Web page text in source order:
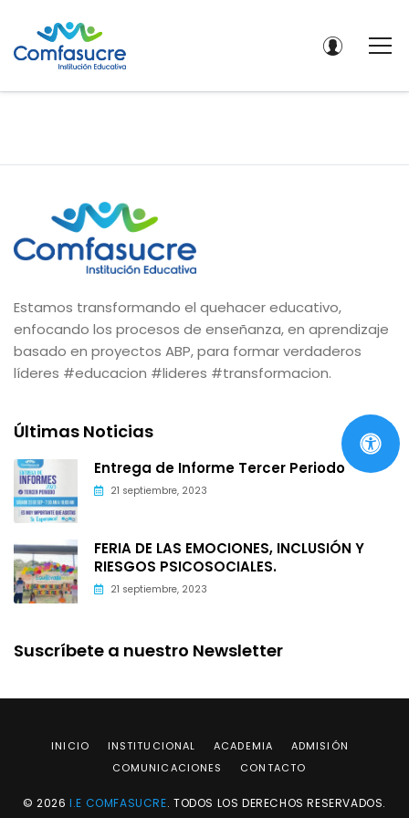
Estamos transformando el quehacer educativo,
enfocando los procesos de enseñanza, en aprendizaje
basado en proyectos ABP, para formar verdaderos
líderes #educacion #lideres #transformacion.
Últimas Noticias
Entrega de Informe Tercer Periodo
21 septiembre, 2023
FERIA DE LAS EMOCIONES, INCLUSIÓN Y
RIESGOS PSICOSOCIALES.
21 septiembre, 2023
Suscríbete a nuestro Newsletter
INICIO INSTITUCIONAL ACADEMIA
ADMISIÓN
COMUNICACIONES
CONTACTO
© 2026I.E COMFASUCRE. TODOS LOS DERECHOS RESERVADOS.